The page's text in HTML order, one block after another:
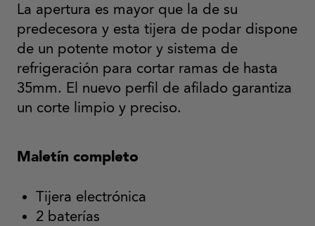
La apertura es mayor que la de su
predecesora y esta tijera de podar dispone
de un potente motor y sistema de
refrigeración para cortar ramas de hasta
35mm. El nuevo perfil de afilado garantiza
un corte limpio y preciso.
Maletín completo
Tijera electrónica
2 baterías